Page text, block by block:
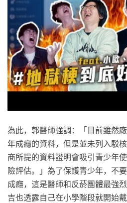
為此，郭醫師強調：「目前雖然
年成癮的資料，但是並未列入駁
商所提的資料證明會吸引青少年
險評估。」為了保護青少年，不
成癮，這是醫師和反菸團體最強
吉也透露自己在小學階段就開始